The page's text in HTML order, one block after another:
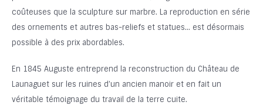
coûteuses que la sculpture sur marbre. La reproduction en série
des ornements et autres bas-reliefs et statues… est désormais
possible à des prix abordables.
En 1845 Auguste entreprend la reconstruction du Château de
Launaguet sur les ruines d’un ancien manoir et en fait un
véritable témoignage du travail de la terre cuite.